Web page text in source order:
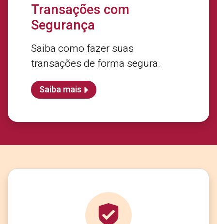
Transações com
Segurança
Saiba como fazer suas
transações de forma segura.
Saiba mais